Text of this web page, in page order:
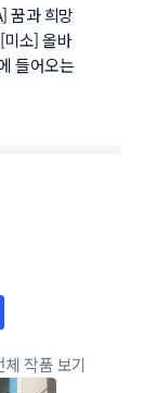
꿈과 희망
소] 올바
들어오는
체 작품 보기